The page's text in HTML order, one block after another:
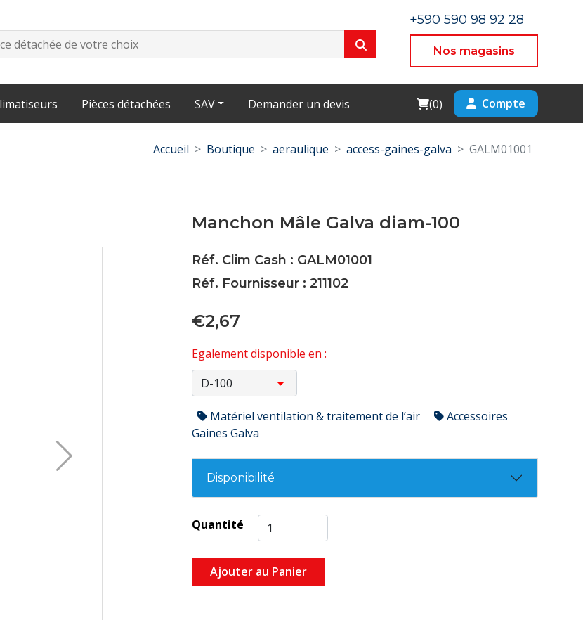
+590 590 98 92 28
Nos magasins
Pièces détachées SAV Demander un devis Cart
(0) Compte
Accueil Boutique aeraulique access-gaines-galva GALM01001
Manchon Mâle Galva diam-100
Réf. Clim Cash : GALM01001
Réf. Fournisseur : 211102
€2,67
Egalement disponible en :
Matériel ventilation & traitement de l’air
Accessoires
Gaines Galva
Disponibilité
Quantité
Ajouter au Panier